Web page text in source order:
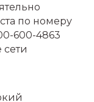
по номеру
600-4863